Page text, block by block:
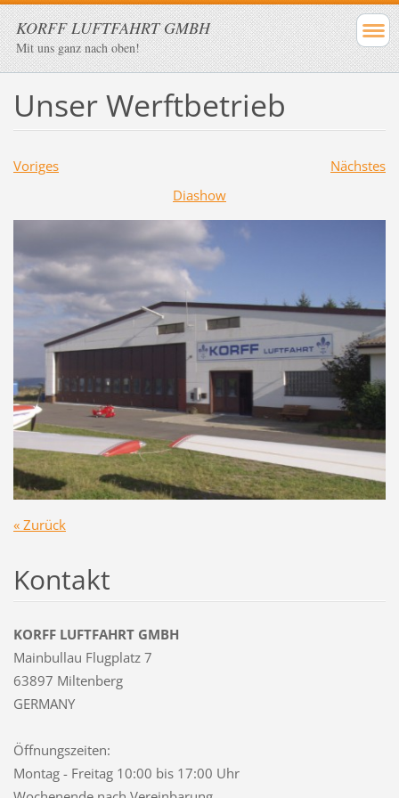
KORFF LUFTFAHRT GMBH
Mit uns ganz nach oben!
Unser Werftbetrieb
Voriges
Nächstes
Diashow
« Zurück
Kontakt
KORFF LUFTFAHRT GMBH
Mainbullau Flugplatz 7
63897 Miltenberg
GERMANY
Öffnungszeiten:
Montag - Freitag 10:00 bis 17:00 Uhr